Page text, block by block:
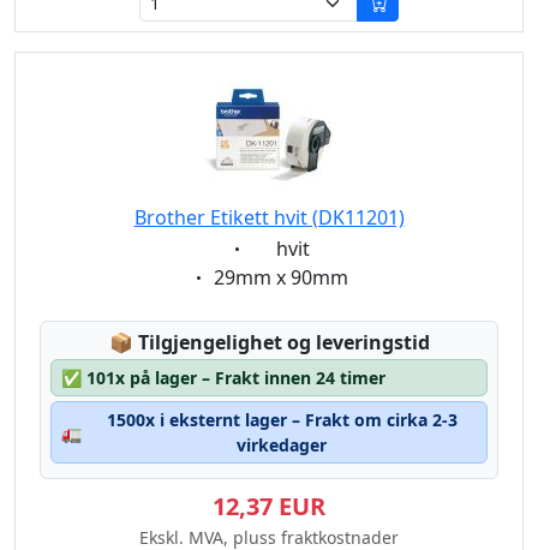
Brother Etikett hvit (DK11201)
Eigenschaft:
hvit
Eigenschaft:
29mm x 90mm
📦 Lagerstatus:
Tilgjengelighet og leveringstid
✅ 101x på lager – Frakt innen 24 timer
🚛
1500x i eksternt lager – Frakt om cirka 2-3
virkedager
12,37 EUR
Ekskl. MVA, pluss fraktkostnader